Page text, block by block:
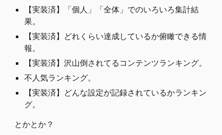
【実装済】「個人」「全体」でのいろいろ集計結
果。
【実装済】 どれくらい達成しているか俯瞰できる情
報。
【実装済】沢山倒されてるコンテンツランキング。
不人気ランキング。
【実装済】 どんな設定が記録されているかランキン
グ。
とかとか？